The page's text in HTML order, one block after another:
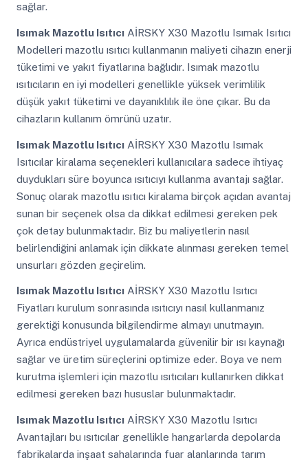
sağlar.
Isımak Mazotlu IsıtıcıAİRSKY X30 Mazotlu Isımak Isıtıcı
Modelleri mazotlu ısıtıcı kullanmanın maliyeti cihazın enerji
tüketimi ve yakıt fiyatlarına bağlıdır. Isımak mazotlu
ısıtıcıların en iyi modelleri genellikle yüksek verimlilik
düşük yakıt tüketimi ve dayanıklılık ile öne çıkar. Bu da
cihazların kullanım ömrünü uzatır.
Isımak Mazotlu IsıtıcıAİRSKY X30 Mazotlu Isımak
Isıtıcılar kiralama seçenekleri kullanıcılara sadece ihtiyaç
duydukları süre boyunca ısıtıcıyı kullanma avantajı sağlar.
Sonuç olarak mazotlu ısıtıcı kiralama birçok açıdan avantaj
sunan bir seçenek olsa da dikkat edilmesi gereken pek
çok detay bulunmaktadır. Biz bu maliyetlerin nasıl
belirlendiğini anlamak için dikkate alınması gereken temel
unsurları gözden geçirelim.
Isımak Mazotlu IsıtıcıAİRSKY X30 Mazotlu Isıtıcı
Fiyatları kurulum sonrasında ısıtıcıyı nasıl kullanmanız
gerektiği konusunda bilgilendirme almayı unutmayın.
Ayrıca endüstriyel uygulamalarda güvenilir bir ısı kaynağı
sağlar ve üretim süreçlerini optimize eder. Boya ve nem
kurutma işlemleri için mazotlu ısıtıcıları kullanırken dikkat
edilmesi gereken bazı hususlar bulunmaktadır.
Isımak Mazotlu IsıtıcıAİRSKY X30 Mazotlu Isıtıcı
Avantajları bu ısıtıcılar genellikle hangarlarda depolarda
fabrikalarda inşaat sahalarında fuar alanlarında tarım